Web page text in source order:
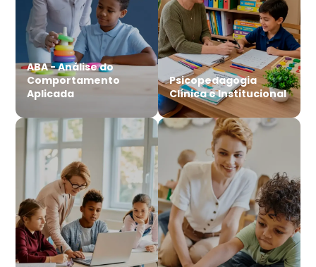
ABA - Análise do
Comportamento
Aplicada
Psicopedagogia
Clínica e Institucional